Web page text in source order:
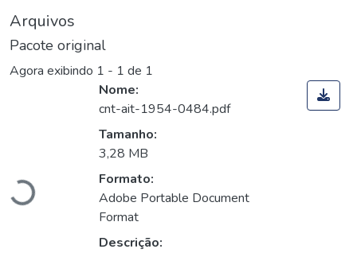
Arquivos
Pacote original
Agora exibindo 1 - 1 de 1
Carregando...
Nome:
cnt-ait-1954-0484.pdf
Tamanho:
3,28 MB
Formato:
Adobe Portable Document
Format
Descrição: